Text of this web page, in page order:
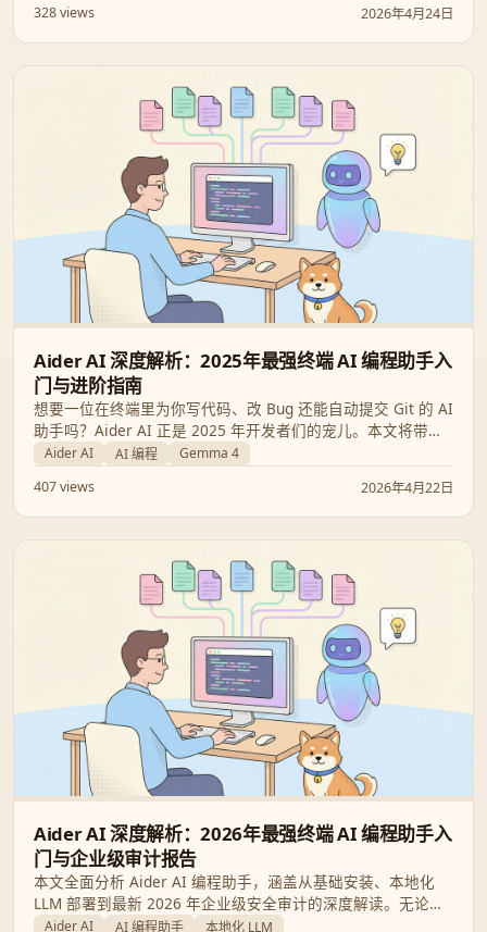
328 views
2026年4月24日
Aider AI 深度解析：2025年最强终端 AI 编程助手入
门与进阶指南
想要一位在终端里为你写代码、改 Bug 还能自动提交 Git 的 AI
助手吗？Aider AI 正是 2025 年开发者们的宠儿。本文将带你
从零开始安装 Aider，掌握其四大交互模式，并实现在本地运
行 Gemma 4 模型的隐私开发流程。
Aider AI AI 编程
Gemma 4
407 views
2026年4月22日
Aider AI 深度解析：2026年最强终端 AI 编程助手入
门与企业级审计报告
本文全面分析 Aider AI 编程助手，涵盖从基础安装、本地化
LLM 部署到最新 2026 年企业级安全审计的深度解读。无论您
是追求效率的开发者，还是关注合规的架构师，这篇指南都将
Aider AI AI 编程助手 本地化 LLM